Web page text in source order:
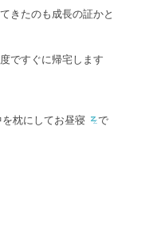
きたのも成長の証かと
ですぐに帰宅します
を枕にしてお昼寝
で